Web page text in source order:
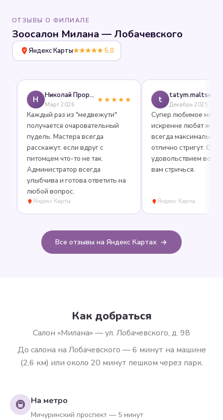
ОТЗЫВЫ О ФИЛИАЛЕ
Зоосалон Милана — Лобачевского
Яндекс Карты★★★★★ 5.0
Николай Прорешный
Март 2026
★★★★★
Каждый раз из "медвежути"
получается очаровательный
пудель. Мастера всегда
расскажут, если вдруг с
питомцем что-то не так.
Администратор всегда
улыбчива и готова ответить на
любой вопрос.
Яндекс Карты
tatym.maltseva
Декабрь 2025
Супер любимое место, где
искренне любят
всегда максимально
отлично стригут. С
удовольствием вожу
вам стричься.
Яндекс Карты
Все отзывы на Яндекс Картах
Как добраться
Салон «Милана» — ул. Лобачевского, д. 98
До салона на Лобачевского — 6 минут на машине
(2,6 км) или около 20 минут пешком через парк.
🚇 На метро
Мичуринский проспект — 5 минут